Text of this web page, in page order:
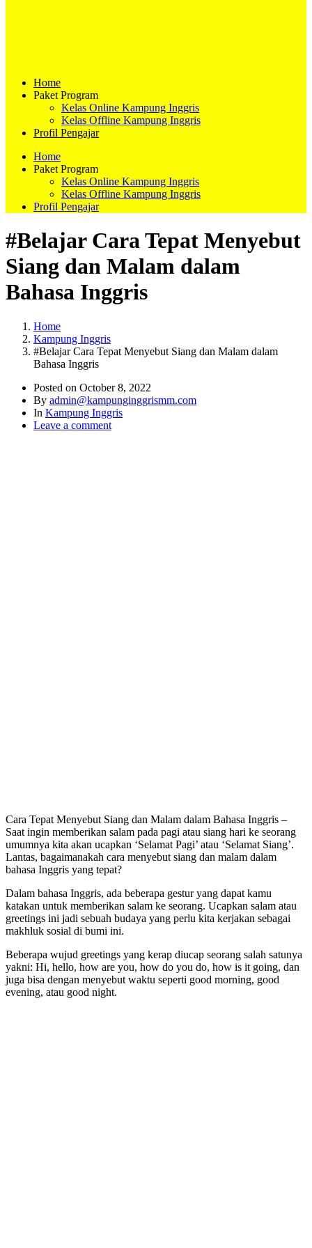
Home
Paket Program
Kelas Online Kampung Inggris
Kelas Offline Kampung Inggris
Profil Pengajar
Home
Paket Program
Kelas Online Kampung Inggris
Kelas Offline Kampung Inggris
Profil Pengajar
#Belajar Cara Tepat Menyebut
Siang dan Malam dalam
Bahasa Inggris
Home
Kampung Inggris
#Belajar Cara Tepat Menyebut Siang dan Malam dalam
Bahasa Inggris
Posted on October 8, 2022
By admin@kampunginggrismm.com
In Kampung Inggris
Leave a comment
Cara Tepat Menyebut Siang dan Malam dalam Bahasa Inggris –
Saat ingin memberikan salam pada pagi atau siang hari ke seorang
umumnya kita akan ucapkan ‘Selamat Pagi’ atau ‘Selamat Siang’.
Lantas, bagaimanakah cara menyebut siang dan malam dalam
bahasa Inggris yang tepat?
Dalam bahasa Inggris, ada beberapa gestur yang dapat kamu
katakan untuk memberikan salam ke seorang. Ucapkan salam atau
greetings ini jadi sebuah budaya yang perlu kita kerjakan sebagai
makhluk sosial di bumi ini.
Beberapa wujud greetings yang kerap diucap seorang salah satunya
yakni: Hi, hello, how are you, how do you do, how is it going, dan
juga bisa dengan menyebut waktu seperti good morning, good
evening, atau good night.